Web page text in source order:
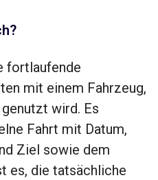
fortlaufende
mit einem Fahrzeug,
wird. Es
Fahrt mit Datum,
Ziel sowie dem
es, die tatsächliche